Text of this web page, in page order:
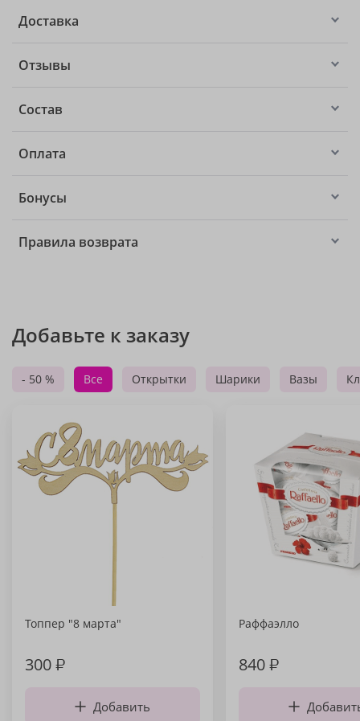
Доставка
Отзывы
Состав
Оплата
Бонусы
Правила возврата
Добавьте к заказу
- 50 % Все Открытки Шарики Вазы
Топпер "8 марта"
300₽
Добавить
Раффаэлло
840₽